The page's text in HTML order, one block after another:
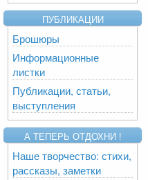
ПУБЛИКАЦИИ
Брошюры
Информационные
листки
Публикации, статьи,
выступления
А ТЕПЕРЬ ОТДОХНИ !
Наше творчество: стихи,
рассказы, заметки